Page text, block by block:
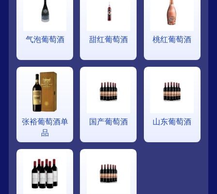
气泡葡萄酒 甜红葡萄酒 桃红葡萄酒
张裕葡萄酒单
品
国产葡萄酒 山东葡萄酒